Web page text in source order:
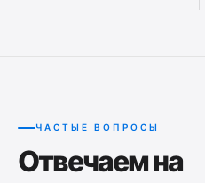
ЧАСТЫЕ ВОПРОСЫ
Отвечаем на